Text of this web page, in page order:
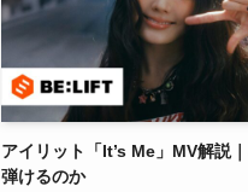
アイリット「It’s Me」MV解説
弾けるのか